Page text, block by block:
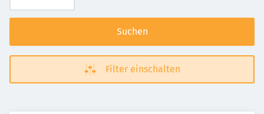
Suchen
Filter einschalten